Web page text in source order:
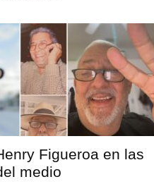
Figueroa en las
medio